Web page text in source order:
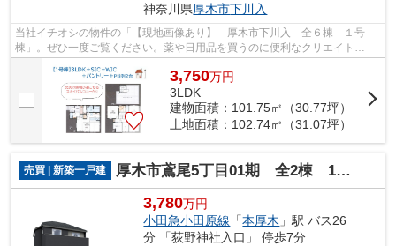
神奈川県厚木市下川入
当社イチオシの物件の「【現地画像あり】 厚木市下川入 全６棟 １号
棟」。ぜひ一度ご覧ください。薬や日用品を買うのに便利なクリエイト
SD(エス・ディー) 下川入店まで445mです。築...
3,750万円
3LDK
建物面積：101.75㎡（30.77坪）
土地面積：102.74㎡（31.07坪）
売買 | 新築一戸建 厚木市鳶尾5丁目01期 全2棟 1号棟
3,780万円
小田急小田原線 「本厚木 」駅 バス26
分 「荻野神社入口」 停歩7分